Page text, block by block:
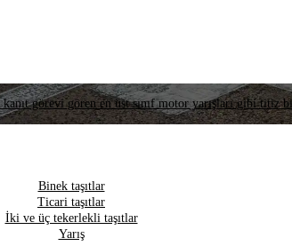
görevi gören en üst sınıf motor yarışları gibi titiz
Binek taşıtlar
Ticari taşıtlar
İki ve üç tekerlekli taşıtlar
Yarış